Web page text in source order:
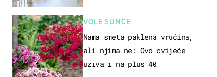
VOLE SUNCE
Nama smeta paklena vrućina,
ali njima ne: Ovo cvijeće
uživa i na plus 40